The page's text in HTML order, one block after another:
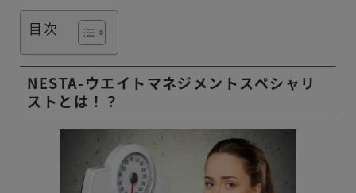
目次
NESTA-ウエイトマネジメントスペシャリ
ストとは！？